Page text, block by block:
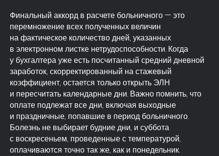
Финальный аккорд в расчете больничного — это
перемножение всех полученных величин
на фактическое количество дней, указанных
в электронном листке нетрудоспособности. Когда
у бухгалтера уже есть посчитанный средний дневной
заработок, скорректированный на стажевый
коэффициент, остается только открыть ЭЛН
и пересчитать календарные дни. Важно помнить, что
оплате подлежат все дни, включая выходные
и праздничные, попавшие в период больничного.
Болезнь не выбирает будние дни, и суббота
с воскресеньем, проведенные с температурой,
оплачиваются точно так же, как и понедельник.